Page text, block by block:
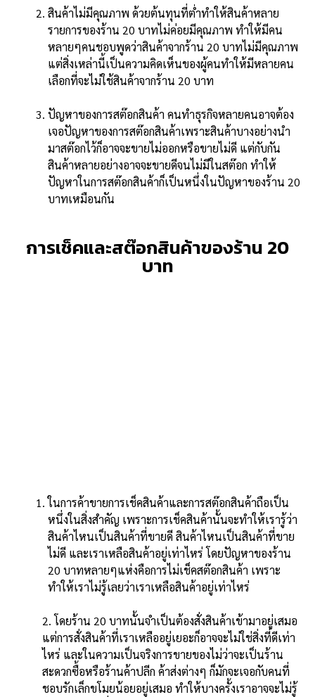
สินค้าไม่มีคุณภาพ ด้วยต้นทุนที่ต่ำทำให้สินค้าหลาย
รายการของร้าน 20 บาทไม่ค่อยมีคุณภาพ ทำให้มีคน
หลายๆคนชอบพูดว่าสินค้าจากร้าน 20 บาทไม่มีคุณภาพ
แต่สิ่งเหล่านี้เป็นความคิดเห็นของผู้คนทำให้มีหลายคน
เลือกที่จะไม่ใช้สินค้าจากร้าน 20 บาท
ปัญหาของการสต๊อกสินค้า คนทำธุรกิจหลายคนอาจต้อง
เจอปัญหาของการสต๊อกสินค้าเพราะสินค้าบางอย่างนำ
มาสต๊อกไว้ก็อาจจะขายไม่ออกหรือขายไม่ดี แต่กับกัน
สินค้าหลายอย่างอาจจะขายดีจนไม่มีในสต๊อก ทำให้
ปัญหาในการสต๊อกสินค้าก็เป็นหนึ่งในปัญหาของร้าน 20
บาทเหมือนกัน
การเช็คและสต๊อกสินค้าของร้าน 20
บาท
ในการค้าขายการเช็คสินค้าและการสต๊อกสินค้าถือเป็น
หนึ่งในสิ่งสำคัญ เพราะการเช็คสินค้านั้นจะทำให้เรารู้ว่า
สินค้าไหนเป็นสินค้าที่ขายดี สินค้าไหนเป็นสินค้าที่ขาย
ไม่ดี และเราเหลือสินค้าอยู่เท่าไหร่ โดยปัญหาของร้าน
20 บาทหลายๆแห่งคือการไม่เช็คสต๊อกสินค้า เพราะ
ทำให้เราไม่รู้เลยว่าเราเหลือสินค้าอยู่เท่าไหร่
2. โดยร้าน 20 บาทนั้นจำเป็นต้องสั่งสินค้าเข้ามาอยู่เสมอ
แต่การสั่งสินค้าที่เราเหลืออยู่เยอะก็อาจจะไม่ใช่สิ่งที่ดีเท่า
ไหร่ และในความเป็นจริงการขายของไม่ว่าจะเป็นร้าน
สะดวกซื้อหรือร้านค้าปลีก ค้าส่งต่างๆ ก็มักจะเจอกับคนที่
ชอบรักเล็กขโมยน้อยอยู่เสมอ ทำให้บางครั้งเราอาจจะไม่รู้